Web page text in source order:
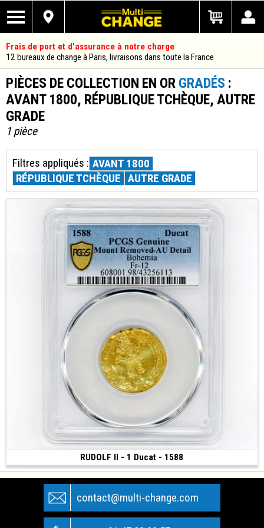
Frais de port et d'assurance à notre charge
12 bureaux de change à Paris, livraisons dans toute la France
PIÈCES DE COLLECTION EN OR GRADÉS :
AVANT 1800, RÉPUBLIQUE TCHÈQUE, AUTRE
GRADE
1 pièce
Filtres appliqués : AVANT 1800
RÉPUBLIQUE TCHÈQUE AUTRE GRADE
RUDOLF II - 1 Ducat - 1588
contact@multi-change.com